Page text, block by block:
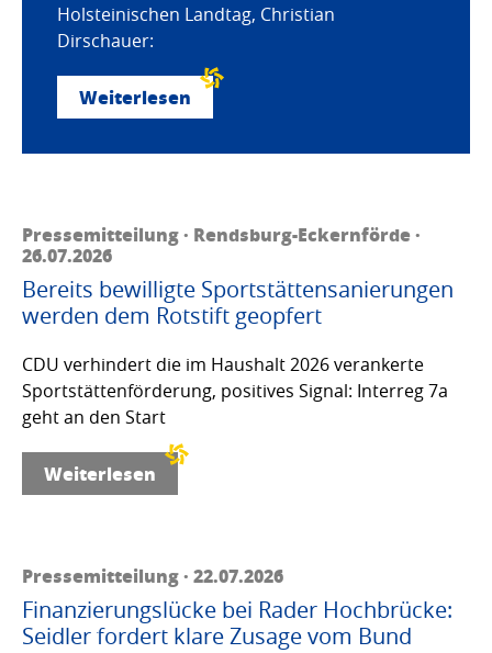
Holsteinischen Landtag, Christian
Dirschauer:
Weiterlesen
Pressemitteilung · Rendsburg-Eckernförde ·
26.07.2026
Bereits bewilligte Sportstättensanierungen
werden dem Rotstift geopfert
CDU verhindert die im Haushalt 2026 verankerte
Sportstättenförderung, positives Signal: Interreg 7a
geht an den Start
Weiterlesen
Pressemitteilung · 22.07.2026
Finanzierungslücke bei Rader Hochbrücke:
Seidler fordert klare Zusage vom Bund